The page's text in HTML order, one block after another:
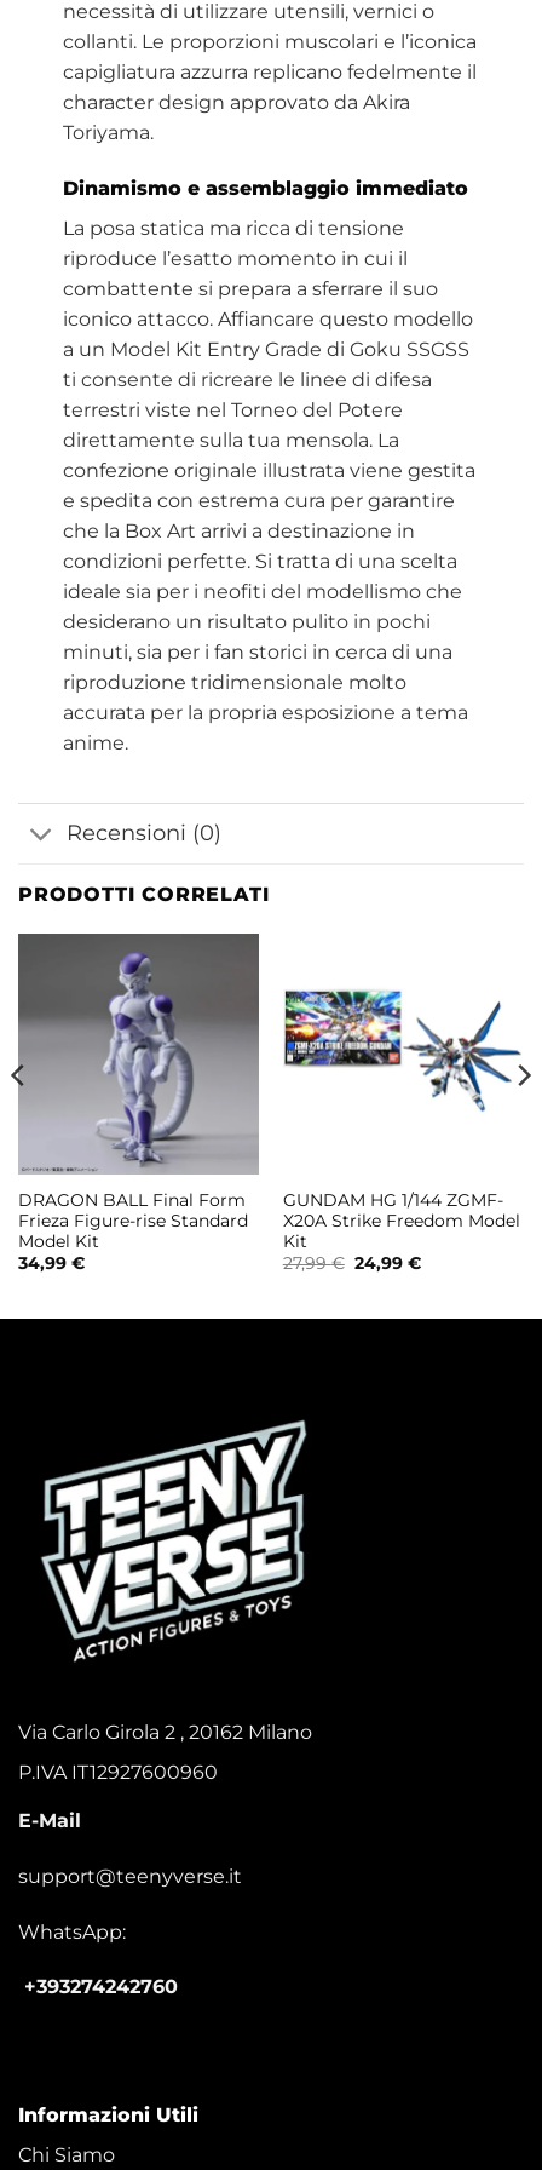
necessità di utilizzare utensili, vernici o
collanti. Le proporzioni muscolari e l’iconica
capigliatura azzurra replicano fedelmente il
character design approvato da Akira
Toriyama.
Dinamismo e assemblaggio immediato
La posa statica ma ricca di tensione
riproduce l’esatto momento in cui il
combattente si prepara a sferrare il suo
iconico attacco. Affiancare questo modello
a un Model Kit Entry Grade di Goku SSGSS
ti consente di ricreare le linee di difesa
terrestri viste nel Torneo del Potere
direttamente sulla tua mensola. La
confezione originale illustrata viene gestita
e spedita con estrema cura per garantire
che la Box Art arrivi a destinazione in
condizioni perfette. Si tratta di una scelta
ideale sia per i neofiti del modellismo che
desiderano un risultato pulito in pochi
minuti, sia per i fan storici in cerca di una
riproduzione tridimensionale molto
accurata per la propria esposizione a tema
anime.
Recensioni (0)
PRODOTTI CORRELATI
DRAGON BALL Final Form
Frieza Figure-rise Standard
Model Kit
34,99 €
GUNDAM HG 1/144 ZGMF-
X20A Strike Freedom Model
Kit
27,99€ Il
prezzo
27,99 €.
24,99 €Il
24,99 €.
Via Carlo Girola 2 , 20162 Milano
P.IVA IT12927600960
E-Mail
support@teenyverse.it
WhatsApp:
+393274242760
Informazioni Utili
Chi Siamo